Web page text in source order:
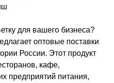
для вашего бизнеса?
оптовые поставки
России. Этот продукт
кафе,
предприятий питания,